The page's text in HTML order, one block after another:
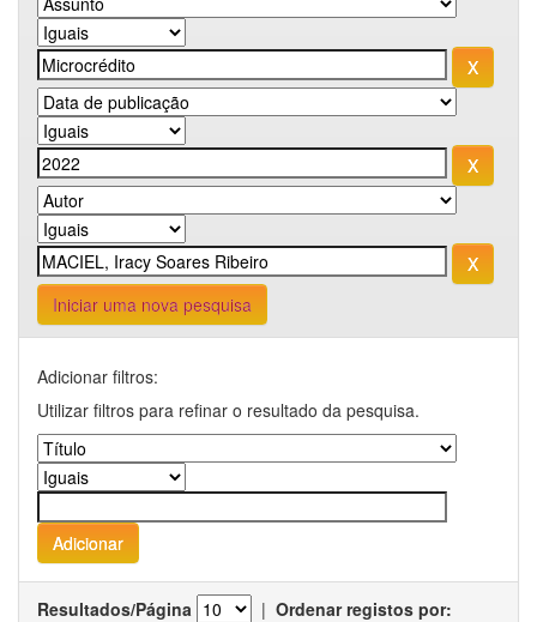
Iniciar uma nova pesquisa
Adicionar filtros:
Utilizar filtros para refinar o resultado da pesquisa.
Resultados/Página | Ordenar registos por: